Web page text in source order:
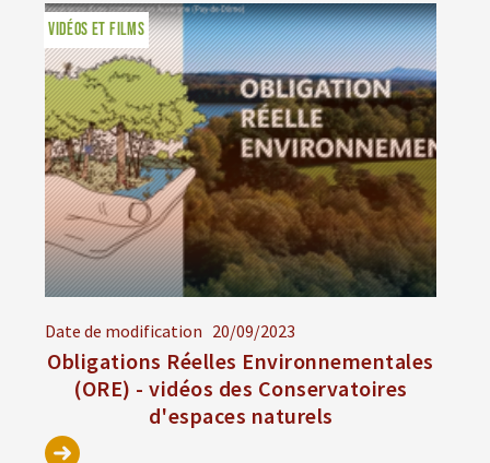
Date de modification 20/09/2023
Obligations Réelles Environnementales
(ORE) - vidéos des Conservatoires
d'espaces naturels
VIDÉOS ET FILMS